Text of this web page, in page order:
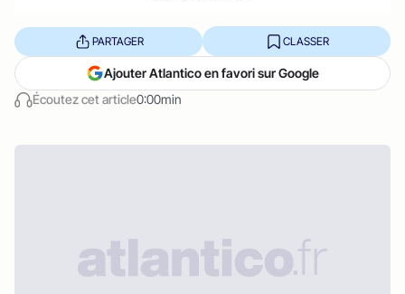
Écoutez cet article0:00min
PARTAGER CLASSER
Ajouter Atlantico en favori sur Google